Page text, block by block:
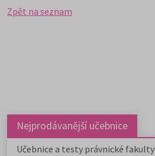
Zpět na seznam
Nejprodávanější učebnice
Učebnice a testy právnické fakulty